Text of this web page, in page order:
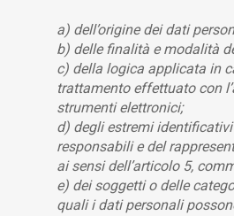
a) dell’origine dei dati
b) delle finalità e modalità
c) della logica applicata in
trattamento effettuato con
strumenti elettronici;
d) degli estremi
responsabili e del
ai sensi dell’articolo 5,
e) dei soggetti o delle
quali i dati personali